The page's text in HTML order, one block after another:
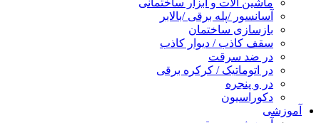
ماشین آلات و ابزار ساختمانی
آسانسور /پله برقی /بالابر
بازسازی ساختمان
سقف کاذب / دیوار کاذب
در ضد سرقت
در اتوماتیک / کرکره برقی
در و پنجره
دکوراسیون
آموزشی